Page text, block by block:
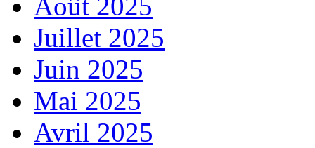
Juillet 2025
Juin 2025
Mai 2025
Avril 2025